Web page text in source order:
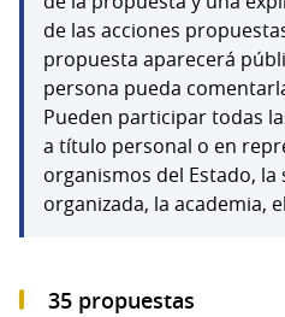
de las acciones
propuesta aparecerá
persona pueda
Pueden participar todas
a título personal o en
organismos del Estado, la
organizada, la academia,
35 propuestas